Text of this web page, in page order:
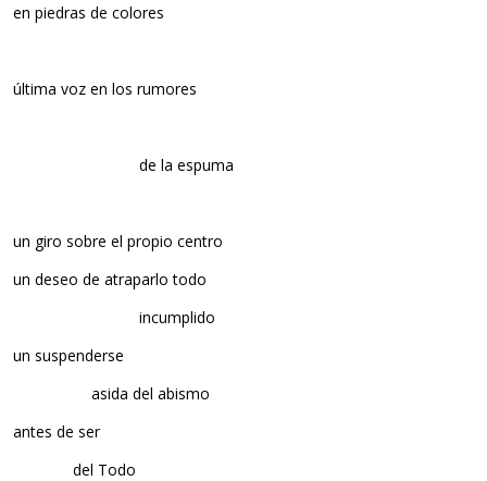
en piedras de colores
última voz en los rumores
de la espuma
un giro sobre el propio centro
un deseo de atraparlo todo
incumplido
un suspenderse
asida del abismo
antes de ser
del Todo